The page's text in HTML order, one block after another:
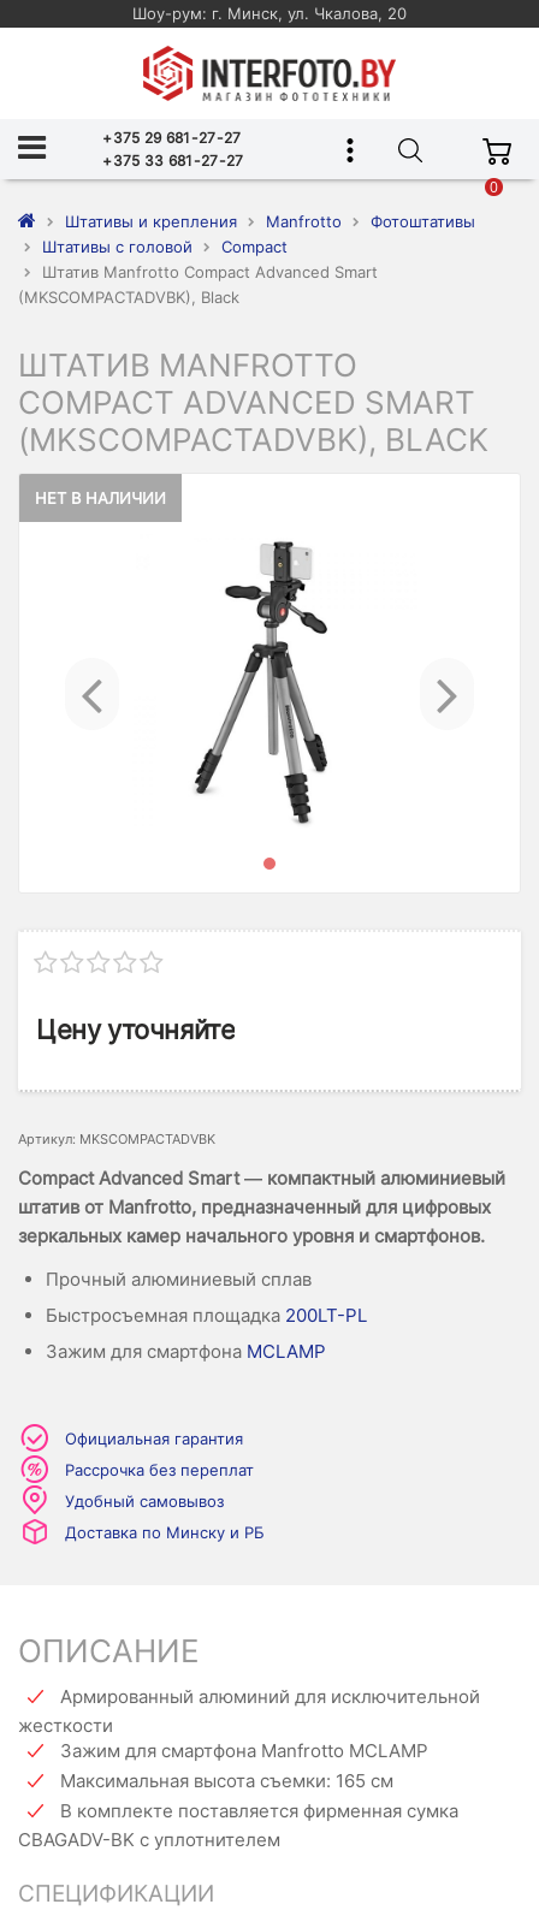
Шоу-рум: г. Минск, ул. Чкалова, 20
+375 29 681-27-27
+375 33 681-27-27
0
Штативы и крепления Manfrotto
Фотоштативы
Штативы с головой
Compact
Штатив Manfrotto Compact Advanced Smart
(MKSCOMPACTADVBK), Black
ШТАТИВ MANFROTTO
COMPACT ADVANCED SMART
(MKSCOMPACTADVBK), BLACK
НЕТ В НАЛИЧИИ
Previous
Цену уточняйте
Артикул: MKSCOMPACTADVBK
Compact Advanced Smart — компактный алюминиевый
штатив от Manfrotto, предназначенный для цифровых
зеркальных камер начального уровня и смартфонов.
Прочный алюминиевый сплав
Быстросъемная площадка 200LT-PL
Зажим для смартфона MCLAMP
Официальная гарантия
Рассрочка без переплат
Удобный самовывоз
Доставка по Минску и РБ
ОПИСАНИЕ
Армированный алюминий для исключительной
жесткости
Зажим для смартфона Manfrotto MCLAMP
Максимальная высота съемки: 165 см
В комплекте поставляется фирменная сумка
CBAGADV-BK с уплотнителем
СПЕЦИФИКАЦИИ